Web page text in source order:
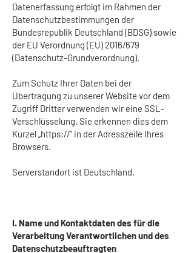
Datenerfassung erfolgt im Rahmen der
Datenschutzbestimmungen der
Bundesrepublik Deutschland (BDSG) sowie
der EU Verordnung (EU) 2016/679
(Datenschutz-Grundverordnung).
Zum Schutz Ihrer Daten bei der
Übertragung zu unserer Website vor dem
Zugriff Dritter verwenden wir eine SSL-
Verschlüsselung. Sie erkennen dies dem
Kürzel „https://“ in der Adresszeile Ihres
Browsers.
Serverstandort ist Deutschland.
I. Name und Kontaktdaten des für die
Verarbeitung Verantwortlichen und des
Datenschutzbeauftragten